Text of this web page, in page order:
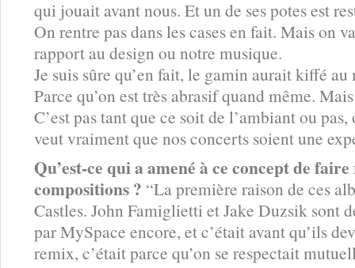
qui jouait avant nous. Et un de ses potes est
On rentre pas dans les cases en fait. Mais on
rapport au design ou notre musique.
Je suis sûre qu’en fait, le gamin aurait kiffé
Parce qu’on est très abrasif quand même.
C’est pas tant que ce soit de l’ambiant ou
veut vraiment que nos concerts soient une
Qu’est-ce qui a amené à ce concept de
compositions ? “La première raison de ces
Castles. John Famiglietti et Jake Duzsik sont
par MySpace encore, et c’était avant qu’ils
remix, c’était parce qu’on se respectait